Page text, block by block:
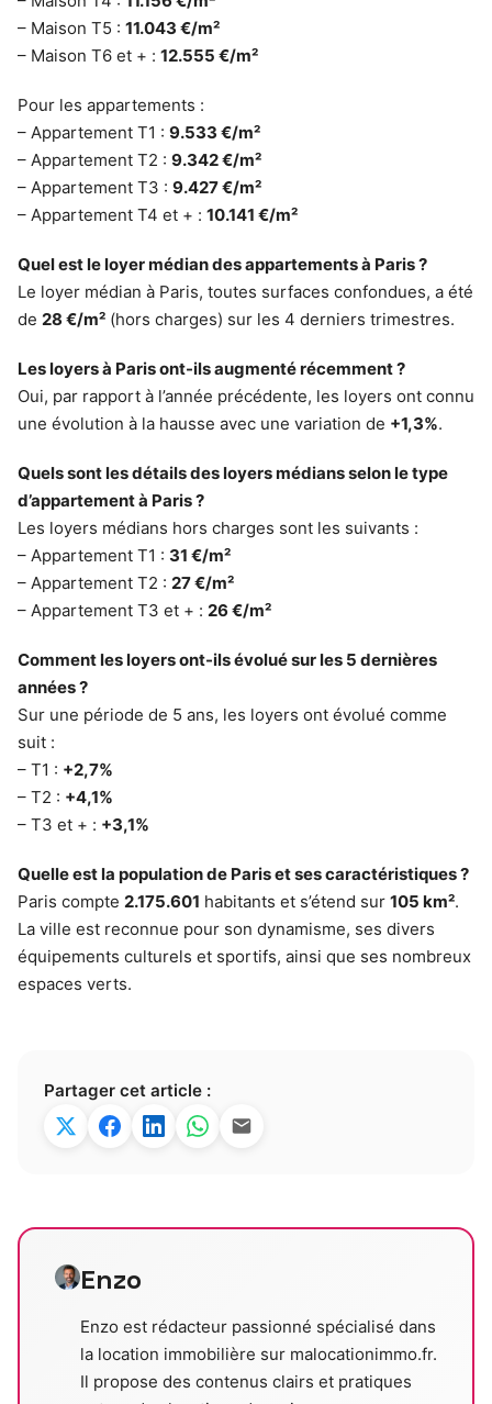
– Maison T5 : 11.043 €/m²
– Maison T6 et + : 12.555 €/m²
Pour les appartements :
– Appartement T1 : 9.533 €/m²
– Appartement T2 : 9.342 €/m²
– Appartement T3 : 9.427 €/m²
– Appartement T4 et + : 10.141 €/m²
Quel est le loyer médian des appartements à Paris ?
Le loyer médian à Paris, toutes surfaces confondues, a été
de 28 €/m² (hors charges) sur les 4 derniers trimestres.
Les loyers à Paris ont-ils augmenté récemment ?
Oui, par rapport à l’année précédente, les loyers ont connu
une évolution à la hausse avec une variation de +1,3%.
Quels sont les détails des loyers médians selon le type
d’appartement à Paris ?
Les loyers médians hors charges sont les suivants :
– Appartement T1 : 31 €/m²
– Appartement T2 : 27 €/m²
– Appartement T3 et + : 26 €/m²
Comment les loyers ont-ils évolué sur les 5 dernières
années ?
Sur une période de 5 ans, les loyers ont évolué comme
suit :
– T1 : +2,7%
– T2 : +4,1%
– T3 et + : +3,1%
Quelle est la population de Paris et ses caractéristiques ?
Paris compte 2.175.601 habitants et s’étend sur 105 km².
La ville est reconnue pour son dynamisme, ses divers
équipements culturels et sportifs, ainsi que ses nombreux
espaces verts.
Partager cet article :
Enzo
Enzo est rédacteur passionné spécialisé dans
la location immobilière sur malocationimmo.fr.
Il propose des contenus clairs et pratiques